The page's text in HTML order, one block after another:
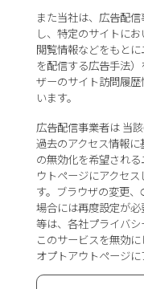
また当社は、広告配
し、特定のサイトに
閲覧情報などをもと
を配信する広告手法
ザーのサイト訪問履歴
います。
広告配信事業者は 当
過去のアクセス情報
の無効化を希望され
ウトページにアクセス
す。ブラウザの変更、
場合には再度設定が必
等は、各社プライバシ
このサービスを無効
オプトアウトページに